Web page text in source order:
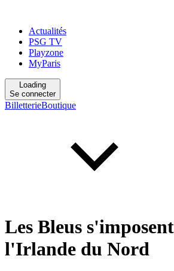
Actualités
PSG TV
Playzone
MyParis
Loading
Se connecter
BilletterieBoutique
Les Bleus
l'Irlande du Nord